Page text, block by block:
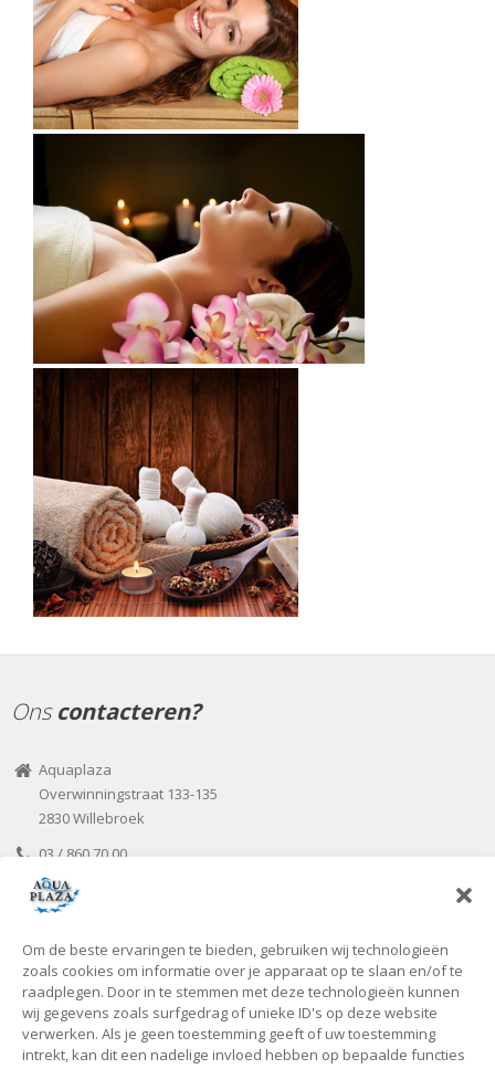
Om de beste ervaringen te bieden, gebruiken wij technologieën
zoals cookies om informatie over je apparaat op te slaan en/of te
raadplegen. Door in te stemmen met deze technologieën kunnen
wij gegevens zoals surfgedrag of unieke ID's op deze website
verwerken. Als je geen toestemming geeft of uw toestemming
intrekt, kan dit een nadelige invloed hebben op bepaalde functies
Onscontacteren?
Aquaplaza
Overwinningstraat 133-135
2830 Willebroek
03 / 860 70 00
03 / 866 07 82
aquaplaza@seniorplaza.be
Onzeopeningsuren
Voorlopig zijn we uitsluitend open tijdens de kantooruren of op
individuele vraag!